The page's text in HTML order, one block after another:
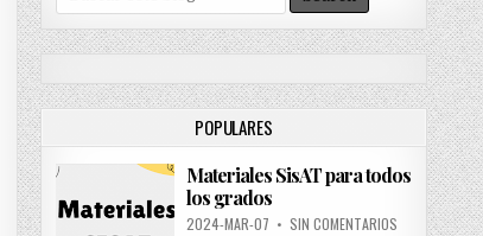
e
a
r
c
h
o
r
:
POPULARES
Materiales SisAT para todos
los grados
2024-MAR-07 • SIN COMENTARIOS